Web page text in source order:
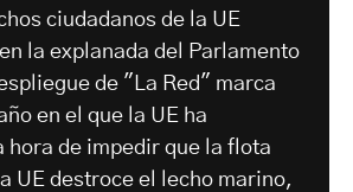
ciudadanos de la UE
la explanada del Parlamento
de "La Red" marca
en el que la UE ha
hora de impedir que la flota
UE destroce el lecho marino,